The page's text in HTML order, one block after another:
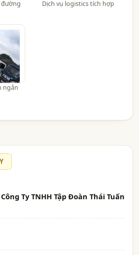
đường
Dịch vụ logistics tích hợp
ngắn
Ty TNHH Tập Đoàn Thái Tuấn